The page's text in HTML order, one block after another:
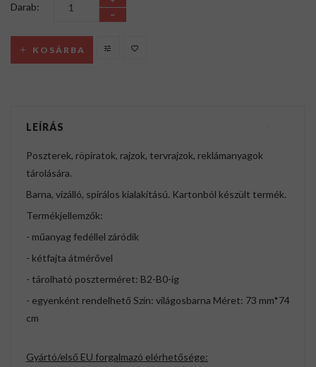
Darab:
KOSÁRBA
LEÍRÁS
Poszterek, röpiratok, rajzok, tervrajzok, reklámanyagok
tárolására.
Barna, vízálló, spirálos kialakítású. Kartonból készült termék.
Termékjellemzők:
- műanyag fedéllel záródik
- kétfajta átmérővel
- tárolható poszterméret: B2-B0-ig
- egyenként rendelhető Szín: világosbarna Méret: 73 mm*74
cm
Gyártó/első EU forgalmazó elérhetősége: